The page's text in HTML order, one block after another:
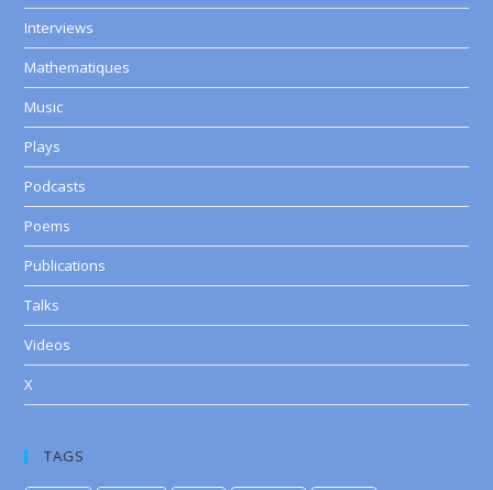
Interviews
Mathematiques
Music
Plays
Podcasts
Poems
Publications
Talks
Videos
X
TAGS